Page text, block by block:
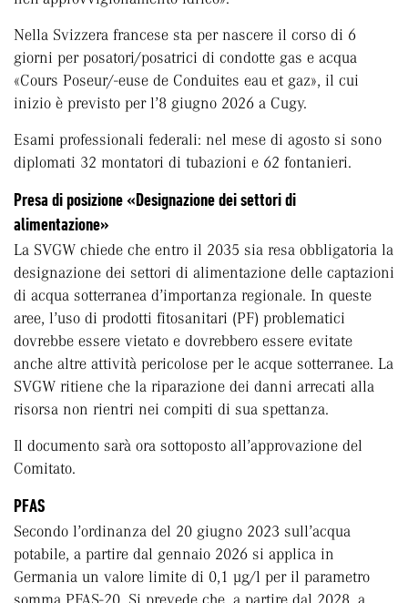
Nella Svizzera francese sta per nascere il corso di 6
giorni per posatori/posatrici di condotte gas e acqua
«Cours Poseur/-euse de Conduites eau et gaz», il cui
inizio è previsto per l’8 giugno 2026 a Cugy.
Esami professionali federali: nel mese di agosto si sono
diplomati 32 montatori di tubazioni e 62 fontanieri.
Presa di posizione «Designazione dei settori di
alimentazione»
La SVGW chiede che entro il 2035 sia resa obbligatoria la
designazione dei settori di alimentazione delle captazioni
di acqua sotterranea d’importanza regionale. In queste
aree, l’uso di prodotti fitosanitari (PF) problematici
dovrebbe essere vietato e dovrebbero essere evitate
anche altre attività pericolose per le acque sotterranee. La
SVGW ritiene che la riparazione dei danni arrecati alla
risorsa non rientri nei compiti di sua spettanza.
Il documento sarà ora sottoposto all’approvazione del
Comitato.
PFAS
Secondo l’ordinanza del 20 giugno 2023 sull’acqua
potabile, a partire dal gennaio 2026 si applica in
Germania un valore limite di 0,1 μg/l per il parametro